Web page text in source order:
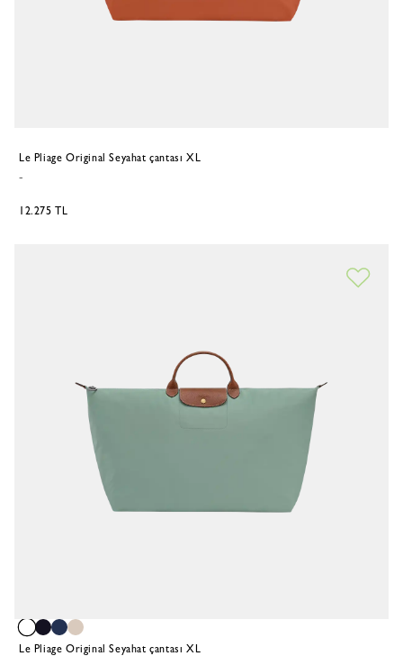
Le Pliage Original Seyahat çantası XL
-
12.275 TL
Le Pliage Original Seyahat çantası XL